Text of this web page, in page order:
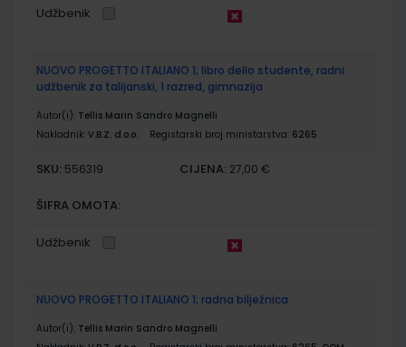
Udžbenik
NUOVO PROGETTO ITALIANO 1; libro dello studente, radni
udžbenik za talijanski, 1 razred, gimnazija
Autor(i): Tellis Marin Sandro Magnelli
Nakladnik: V.B.Z. d.o.o. Registarski broj ministarstva: 6265
SKU: 556319 CIJENA: 27,00 €
ŠIFRA OMOTA:
Udžbenik
NUOVO PROGETTO ITALIANO 1; radna bilježnica
Autor(i): Tellis Marin Sandro Magnelli